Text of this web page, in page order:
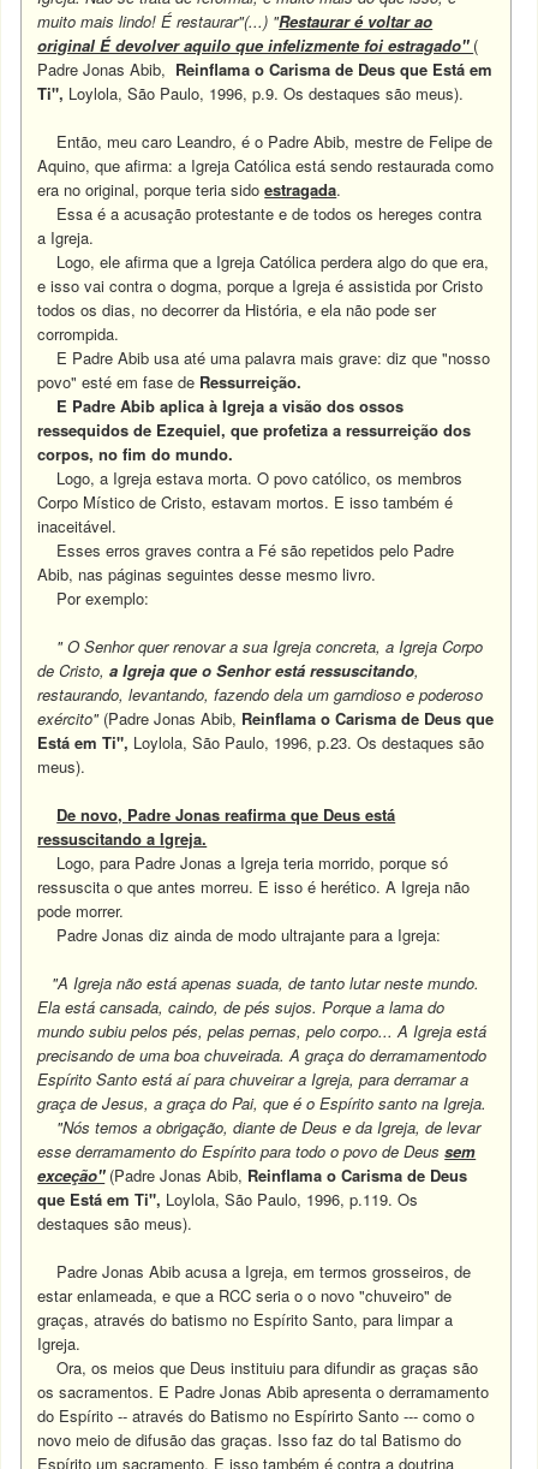
muito mais lindo! É restaurar"(...) "Restaurar é voltar ao
original É devolver aquilo que infelizmente foi estragado" (
Padre Jonas Abib, Reinflama o Carisma de Deus que Está em
Ti", Loylola, São Paulo, 1996, p.9. Os destaques são meus).
Então, meu caro Leandro, é o Padre Abib, mestre de Felipe de
Aquino, que afirma: a Igreja Católica está sendo restaurada como
era no original, porque teria sidoestragada.
Essa é a acusação protestante e de todos os hereges contra
a Igreja.
Logo, ele afirma que a Igreja Católica perdera algo do que era,
e isso vai contra o dogma, porque a Igreja é assistida por Cristo
todos os dias, no decorrer da História, e ela não pode ser
corrompida.
E Padre Abib usa até uma palavra mais grave: diz que "nosso
povo" esté em fase de Ressurreição.
E Padre Abib aplica à Igreja a visão dos ossos
ressequidos de Ezequiel, que profetiza a ressurreição dos
corpos, no fim do mundo.
Logo, a Igreja estava morta. O povo católico, os membros
Corpo Místico de Cristo, estavam mortos. E isso também é
inaceitável.
Esses erros graves contra a Fé são repetidos pelo Padre
Abib, nas páginas seguintes desse mesmo livro.
Por exemplo:
" O Senhor quer renovar a sua Igreja concreta, a Igreja Corpo
de Cristo,a Igreja que o Senhor está ressuscitando,
restaurando, levantando, fazendo dela um garndioso e poderoso
exército" (Padre Jonas Abib, Reinflama o Carisma de Deus que
Está em Ti", Loylola, São Paulo, 1996, p.23. Os destaques são
meus).
De novo, Padre Jonas reafirma que Deus está
ressuscitando a Igreja.
Logo, para Padre Jonas a Igreja teria morrido, porque só
ressuscita o que antes morreu. E isso é herético. A Igreja não
pode morrer.
Padre Jonas diz ainda de modo ultrajante para a Igreja:
"A Igreja não está apenas suada, de tanto lutar neste mundo.
Ela está cansada, caindo, de pés sujos. Porque a lama do
mundo subiu pelos pés, pelas pernas, pelo corpo... A Igreja está
precisando de uma boa chuveirada. A graça do derramamentodo
Espírito Santo está aí para chuveirar a Igreja, para derramar a
graça de Jesus, a graça do Pai, que é o Espírito santo na Igreja.
"Nós temos a obrigação, diante de Deus e da Igreja, de levar
esse derramamento do Espírito para todo o povo de Deussem
exceção" (Padre Jonas Abib, Reinflama o Carisma de Deus
que Está em Ti", Loylola, São Paulo, 1996, p.119. Os
destaques são meus).
Padre Jonas Abib acusa a Igreja, em termos grosseiros, de
estar enlameada, e que a RCC seria o o novo "chuveiro" de
graças, através do batismo no Espírito Santo, para limpar a
Igreja.
Ora, os meios que Deus instituiu para difundir as graças são
os sacramentos. E Padre Jonas Abib apresenta o derramamento
do Espírito -- através do Batismo no Espírirto Santo --- como o
novo meio de difusão das graças. Isso faz do tal Batismo do
Espírito um sacramento. E isso também é contra a doutrina